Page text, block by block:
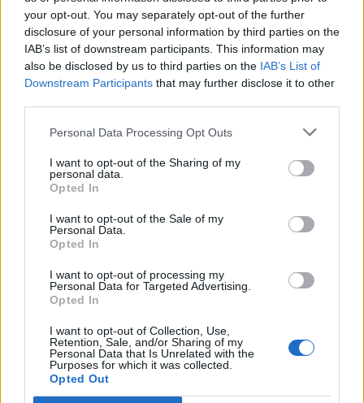
your opt-out. You may separately opt-out of the further
disclosure of your personal information by third parties on the
IAB’s list of downstream participants. This information may
also be disclosed by us to third parties on the IAB’s List of
Downstream Participants that may further disclose it to other
Personal Data Processing Opt Outs
I want to opt-out of the Sharing of my
personal data.
Opted In
I want to opt-out of the Sale of my
Personal Data.
Opted In
I want to opt-out of processing my
Personal Data for Targeted Advertising.
Opted In
I want to opt-out of Collection, Use,
Retention, Sale, and/or Sharing of my
Personal Data that Is Unrelated with the
Purposes for which it was collected.
Opted Out
fino a tre volte il minimo, cioè non superiori a
1.402.29 euro al mese, per le quali resta
l'indicizzazione al 100%, che invece scende al
70% sulle pensioni fra 3 e 5 volte il minimo
(non superiori a 2.337,15 euro). Nessun
adeguamento invece per gli importi maggiori.
Dal 2013 ci vorranno 3 mesi in più per
2016 al 2030 ne serviranno 4, dal 2030 al
2050 si scende di nuovo a 3 mesi. Per coloro
invece già l'anno prossimo quando la
decorrenza del pensionamento verrà
mesi per coloro che maturano il requisito nel
2013 e di 3 mesi se i 40 anni di contributi si
2014. Tutto resta invariato per chi matura il
requisito entro il 2011.